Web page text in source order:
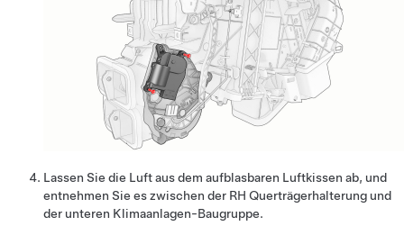
Lassen Sie die Luft aus dem aufblasbaren Luftkissen ab, und
entnehmen Sie es zwischen der RH Querträgerhalterung und
der unteren Klimaanlagen-Baugruppe.